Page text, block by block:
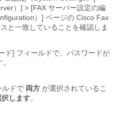
）] > [FAX サーバー設定の編
）] ページの Cisco Fax
と一致していることを確認しま
ド] フィールドで、パスワードが
ルドで 両方 が選択されているこ
します。